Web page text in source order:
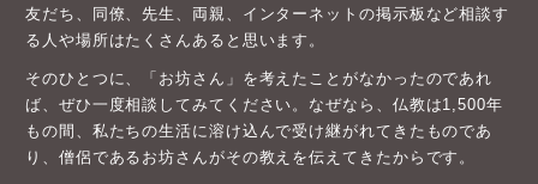
友だち、同僚、先生、両親、インターネットの掲示板など相談す
る人や場所はたくさんあると思います。
そのひとつに、「お坊さん」を考えたことがなかったのであれ
ば、ぜひ一度相談してみてください。なぜなら、仏教は1,500年
もの間、私たちの生活に溶け込んで受け継がれてきたものであ
り、僧侶であるお坊さんがその教えを伝えてきたからです。